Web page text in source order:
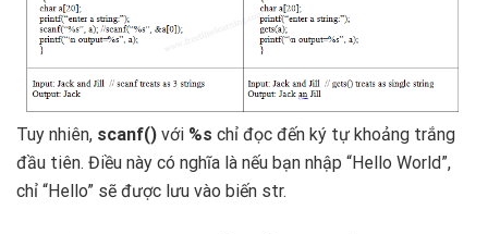
Tuy nhiên, scanf() với %s chỉ đọc đến ký tự khoảng trắng
đầu tiên. Điều này có nghĩa là nếu bạn nhập “Hello World”,
chỉ “Hello” sẽ được lưu vào biến str.